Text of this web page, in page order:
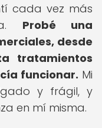
cada vez más
Probé una
desde
tratamientos
funcionar. Mi
y frágil, y
en mí misma.